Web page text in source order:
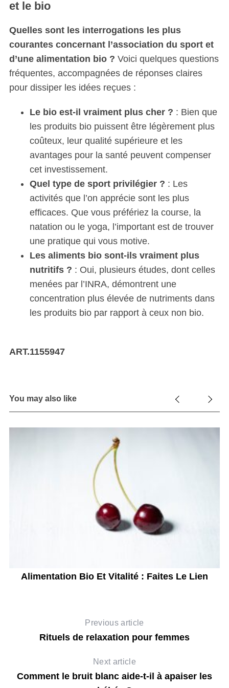
et le bio
Quelles sont les interrogations les plus
courantes concernant l’association du sport et
d’une alimentation bio ? Voici quelques questions
fréquentes, accompagnées de réponses claires
pour dissiper les idées reçues :
Le bio est-il vraiment plus cher ? : Bien que
les produits bio puissent être légèrement plus
coûteux, leur qualité supérieure et les
avantages pour la santé peuvent compenser
cet investissement.
Quel type de sport privilégier ? : Les
activités que l’on apprécie sont les plus
efficaces. Que vous préfériez la course, la
natation ou le yoga, l’important est de trouver
une pratique qui vous motive.
Les aliments bio sont-ils vraiment plus
nutritifs ? : Oui, plusieurs études, dont celles
menées par l’INRA, démontrent une
concentration plus élevée de nutriments dans
les produits bio par rapport à ceux non bio.
ART.1155947
You may also like
Alimentation Bio Et Vitalité : Faites Le Lien
Previous article
Rituels de relaxation pour femmes
Next article
Comment le bruit blanc aide-t-il à apaiser les